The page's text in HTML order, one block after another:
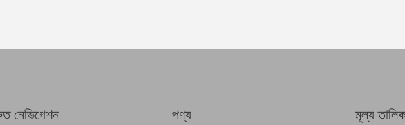
নেভিগেশন পণ্য মূল্য